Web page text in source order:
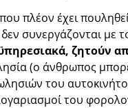
πλέον έχει
συνεργάζονται
ζητούν
(ο άνθρωπος
του
του